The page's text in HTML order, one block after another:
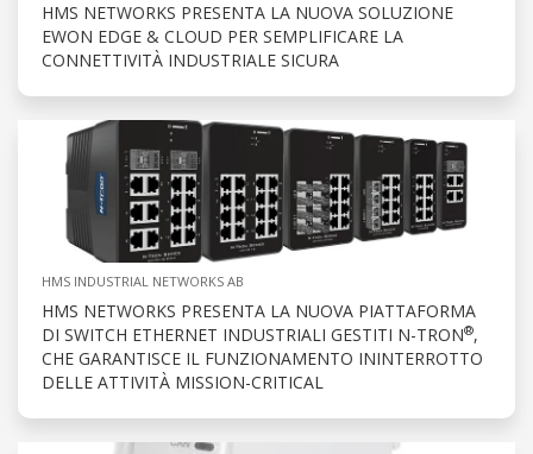
HMS NETWORKS PRESENTA LA NUOVA SOLUZIONE
EWON EDGE & CLOUD PER SEMPLIFICARE LA
CONNETTIVITÀ INDUSTRIALE SICURA
HMS INDUSTRIAL NETWORKS AB
HMS NETWORKS PRESENTA LA NUOVA PIATTAFORMA
DI SWITCH ETHERNET INDUSTRIALI GESTITI N-TRON®,
CHE GARANTISCE IL FUNZIONAMENTO ININTERROTTO
DELLE ATTIVITÀ MISSION-CRITICAL